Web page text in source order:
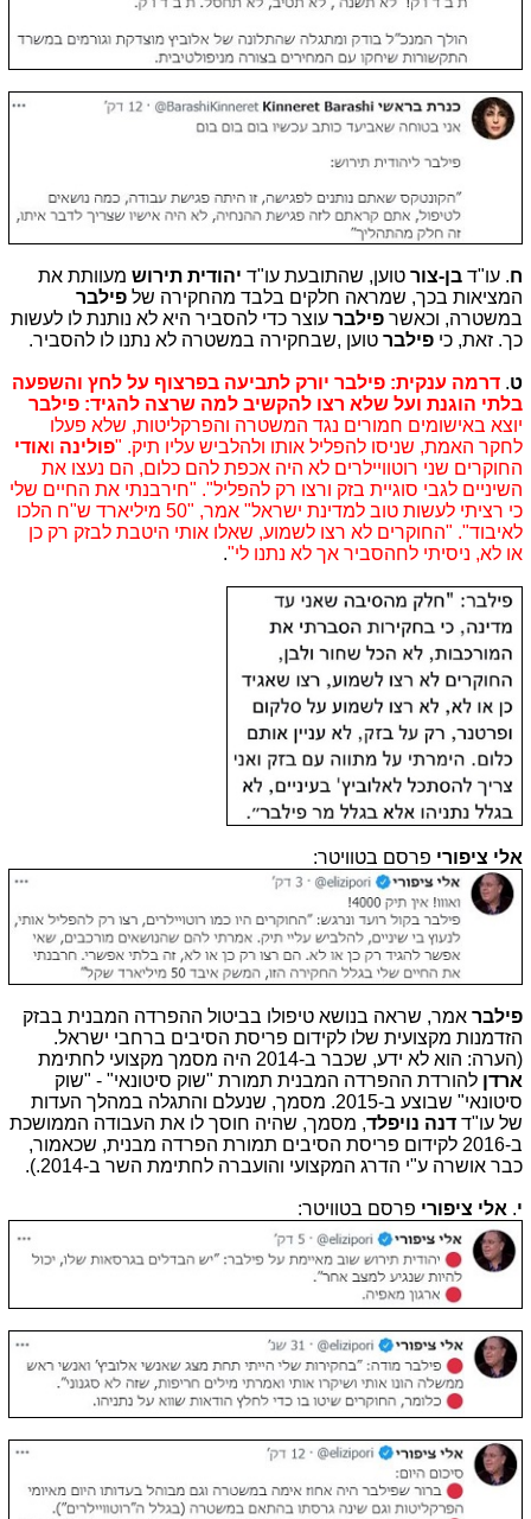
ח. עו"ד בן-צור טוען, שהתובעת עו"ד יהודית תירוש מעוותת את
המציאות בכך, שמראה חלקים בלבד מהחקירה של פילבר
במשטרה, וכאשר פילבר עוצר כדי להסביר היא לא נותנת לו לעשות
כך. זאת, כי פילבר טוען ,שבחקירה במשטרה לא נתנו לו להסביר.
ט. דרמה ענקית: פילבר יורק לתביעה בפרצוף על לחץ והשפעה
בלתי הוגנת ועל שלא רצו להקשיב למה שרצה להגיד: פילבר
יוצא באישומים חמורים נגד המשטרה והפרקליטות, שלא פעלו
לחקר האמת, שניסו להפליל אותו ולהלביש עליו תיק. "פולינה ואודי
השיניים לגבי סוגיית בזק ורצו רק להפליל". "חירבנתי את החיים שלי
כי רציתי לעשות טוב למדינת ישראל" אמר, "50 מיליארד ש"ח הלכו
לאיבוד". "החוקרים לא רצו לשמוע, שאלו אותי היטבת לבזק רק כן
או לא, ניסיתי לחהסביר אך לא נתנו לי".
אלי ציפורי פרסם בטוויטר:
פילבר אמר, שראה בנושא טיפולו בביטול ההפרדה המבנית בבזק
הזדמנות מקצועית שלו לקידום פריסת הסיבים ברחבי ישראל.
(הערה: הוא לא ידע, שכבר ב-2014 היה מסמך מקצועי לחתימת
ארדן להורדת ההפרדה המבנית תמורת "שוק סיטונאי" - "שוק
סיטונאי" שבוצע ב-2015. מסמך, שנעלם והתגלה במהלך העדות
של עו"ד דנה נויפלד, מסמך, שהיה חוסך לו את העבודה הממושכת
ב-2016 לקידום פריסת הסיבים תמורת הפרדה מבנית, שכאמור,
כבר אושרה ע"י הדרג המקצועי והועברה לחתימת השר ב-2014.).
י. אלי ציפורי פרסם בטוויטר: